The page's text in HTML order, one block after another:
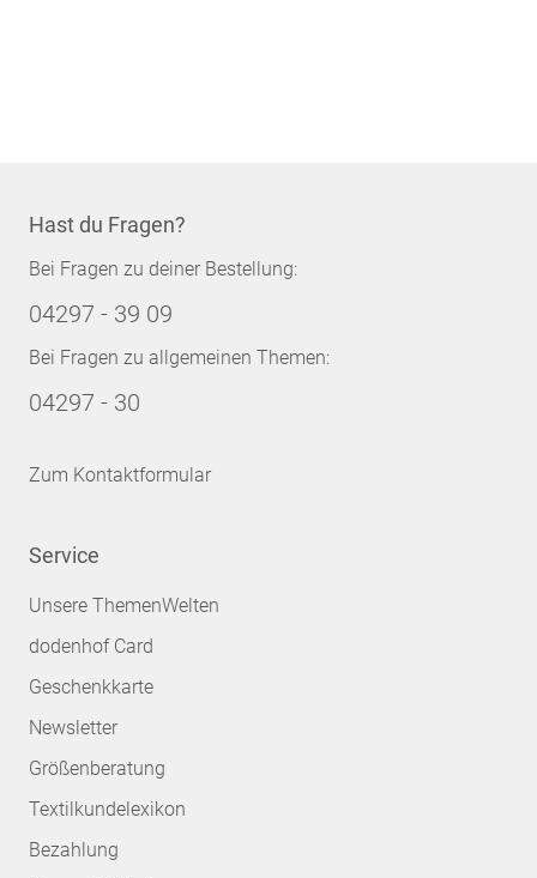
Hast du Fragen?
Bei Fragen zu deiner Bestellung:
04297 - 39 09
Bei Fragen zu allgemeinen Themen:
04297 - 30
Zum Kontaktformular
Service
Unsere ThemenWelten
dodenhof Card
Geschenkkarte
Newsletter
Größenberatung
Textilkundelexikon
Bezahlung